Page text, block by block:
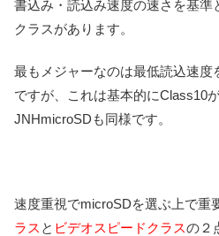
書込み・読込み速度の速さを基準
クラスがあります。
最もメジャーなのは最低読込速度
ですが、これは基本的にClass10
JNHmicroSDも同様です。
速度重視でmicroSDを選ぶ上で重
ラス と ビデオスピードクラスの２